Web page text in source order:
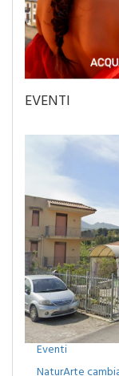
EVENTI
Eventi
NaturArte
alla natura,